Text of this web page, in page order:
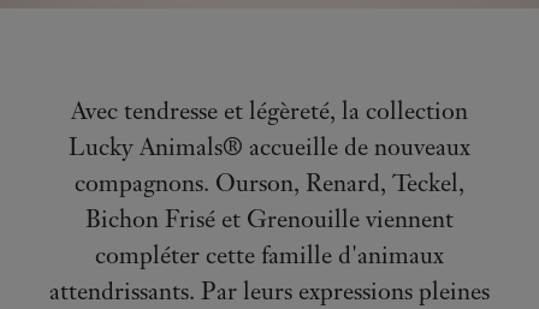
Avec tendresse et légèreté, la collection
Lucky Animals® accueille de nouveaux
compagnons. Ourson, Renard, Teckel,
Bichon Frisé et Grenouille viennent
compléter cette famille d'animaux
attendrissants. Par leurs expressions pleines